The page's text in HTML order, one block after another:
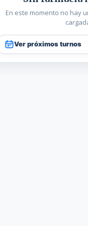
En este momento no hay
Ver próximos turnos